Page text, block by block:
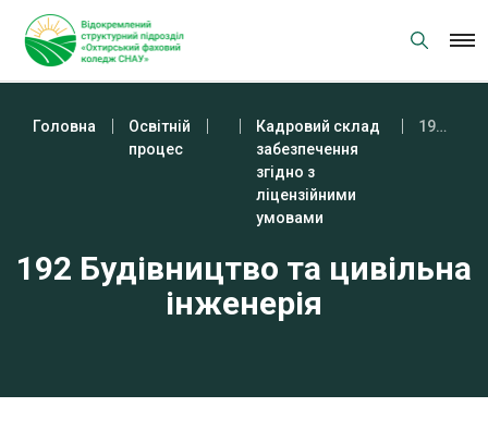
content
Головна
Освітній
процес
Кадровий склад
забезпечення
згідно з
ліцензійними
умовами
192 Будівництво та цивільна інженерія
192 Будівництво та цивільна
інженерія